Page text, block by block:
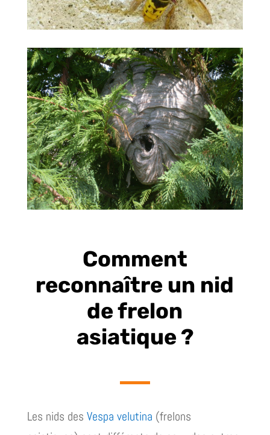
Comment
reconnaître un nid
de frelon
asiatique ?
Les nids des Vespa velutina (frelons